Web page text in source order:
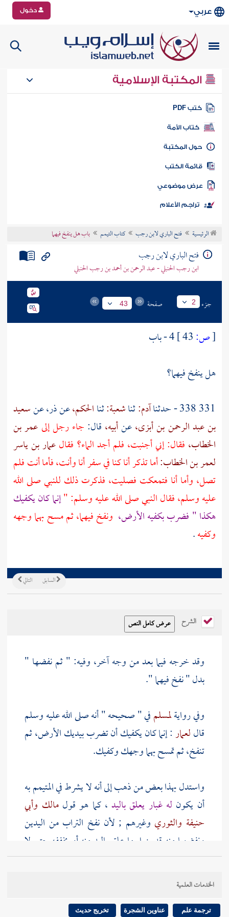
عربي دخول
المكتبة الإسلامية
كتب PDF
كتاب الأمة
المكتبة
الكتب
موضوعي
تراجم الأعلام
الرئيسية فتح الباري لابن رجب كتاب التيمم باب هل ينفخ فيهما
فتح الباري لابن رجب
ابن رجب الحنبلي - عبد الرحمن بن أحمد بن رجب الحنبلي
جزء 2 صفحة 43
[ص:
4 - باب
هل ينفخ فيهما؟
331 338 - حدثنا
آدم:ثناشعبة:ثناالحكم،عنذر،عنسعيد
بن عبد الرحمن بن أبزى،عنأبيه، قال: جاء رجل إلىعمر بن
الخطاب، فقال: إني أجنبت، فلم أجد الماء؟ فقالعمار بن ياسر
لعمر بن الخطاب:أما تذكر أنا كنا في سفر أنا وأنت، فأما أنت فلم
تصل، وأما أنا فتمعكت فصليت، فذكرت ذلك للنبي صلى الله
عليه وسلم، فقال النبي صلى الله عليه وسلم: "إنما كان يكفيك
هكذا " فضرب بكفيه الأرض، ونفخ فيهما، ثم مسح بهما وجهه
وكفيه.
التالي السابق
الشرح
وقد خرجه فيما بعد من وجه آخر، وفيه: " ثم نفضها "
بدل " نفخ فيهما ".
وفي روايةلمسلمفي " صحيحه " أنه صلى الله عليه وسلم
قاللعمار: إنما كان يكفيك أن تضرب بيديك الأرض، ثم
تنفخ، ثم تمسح بهما وجهك وكفيك.
واستدل بهذا بعض من ذهب إلى أنه لا يشرط في المتيمم به
أن يكون له غبار يعلق باليد ، كما هو قولمالك وأبي
حنيفة والثوري وغيرهم ; لأن نفخ التراب من اليدين
ونفضهما منه قد يزيل ما علق باليد منه أو يخففه حتى لا
يبقى منه ما يعم الوجه والكفين غباره، فلو كان المسح
بالغبار شرطا لكان ترك النفخ أولى.
[ص:44 ] وأجاب عن ذلك بعض من يرى اشتراط
الخدمات العلمية
ترجمة علم عناوين الشجرة تخريج حديث